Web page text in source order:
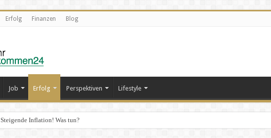
Erfolg Finanzen Blog
Job Erfolg Perspektiven Lifestyle
Steigende Inflation! Was tun?